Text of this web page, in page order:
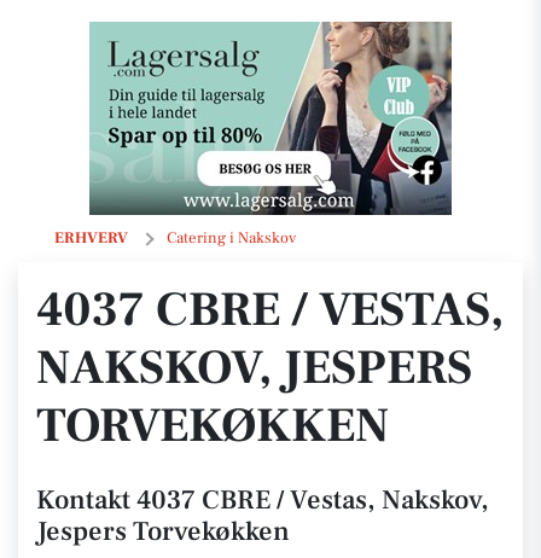
ERHVERV Catering i Nakskov
4037 CBRE / Vestas, Nakskov, Jespers Torvekøkken
4037 CBRE / VESTAS,
NAKSKOV, JESPERS
TORVEKØKKEN
Kontakt 4037 CBRE / Vestas, Nakskov,
Jespers Torvekøkken